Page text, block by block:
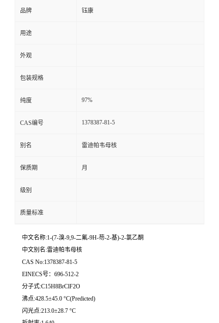
品牌 钰康
用途
外观
包装规格
纯度 97%
CAS编号 1378387-81-5
别名 雷迪帕韦母核
保质期 月
级别
质量标准
中文名称:1-(7-溴-9,9-二氟-9H-芴-2-基)-2-氯乙酮
中文别名:雷迪帕韦母核
CAS No:1378387-81-5
EINECS号：696-512-2
分子式:C15H8BrClF2O
沸点:428.5±45.0 °C(Predicted)
闪光点:213.0±28.7 °C